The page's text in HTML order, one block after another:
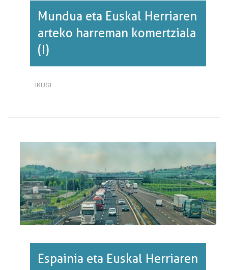
Mundua eta Euskal Herriaren
arteko harreman komertziala
(I)
IKUSI
HERRIAREN
KOMERTZIALA
BURUZ
Espainia eta Euskal Herriaren